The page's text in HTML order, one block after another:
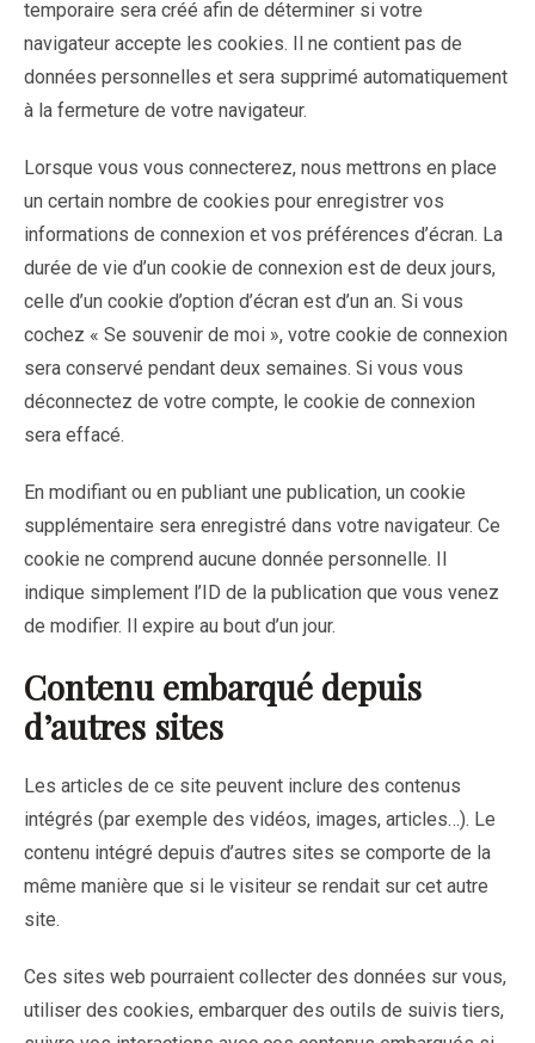
temporaire sera créé afin de déterminer si votre
navigateur accepte les cookies. Il ne contient pas de
données personnelles et sera supprimé automatiquement
à la fermeture de votre navigateur.
Lorsque vous vous connecterez, nous mettrons en place
un certain nombre de cookies pour enregistrer vos
informations de connexion et vos préférences d’écran. La
durée de vie d’un cookie de connexion est de deux jours,
celle d’un cookie d’option d’écran est d’un an. Si vous
cochez « Se souvenir de moi », votre cookie de connexion
sera conservé pendant deux semaines. Si vous vous
déconnectez de votre compte, le cookie de connexion
sera effacé.
En modifiant ou en publiant une publication, un cookie
supplémentaire sera enregistré dans votre navigateur. Ce
cookie ne comprend aucune donnée personnelle. Il
indique simplement l’ID de la publication que vous venez
de modifier. Il expire au bout d’un jour.
Contenu embarqué depuis
d’autres sites
Les articles de ce site peuvent inclure des contenus
intégrés (par exemple des vidéos, images, articles…). Le
contenu intégré depuis d’autres sites se comporte de la
même manière que si le visiteur se rendait sur cet autre
site.
Ces sites web pourraient collecter des données sur vous,
utiliser des cookies, embarquer des outils de suivis tiers,